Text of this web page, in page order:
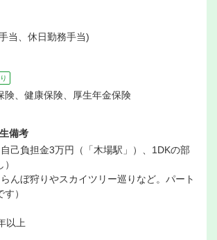
当、休日勤務手当)
険、健康保険、厚生年金保険
備考
己負担金3万円（「木場駅」）、1DKの部
んぼ狩りやスカイツリー巡りなど。パート
）
以上